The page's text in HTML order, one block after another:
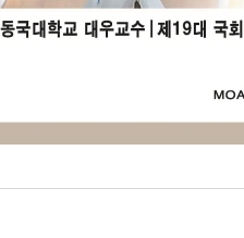
연구개발 지원
위한 안전